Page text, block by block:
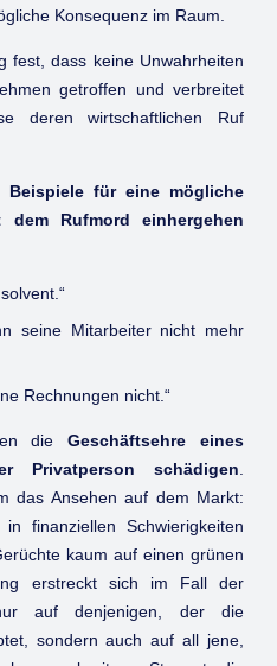
Konsequenz im Raum.
fest, dass keine Unwahrheiten
getroffen und verbreitet
deren wirtschaftlichen Ruf
Beispiele für eine mögliche
Rufmord einhergehen
seine Mitarbeiter nicht mehr
Rechnungen nicht.“
dieGeschäftsehre eines
Privatperson schädigen
das Ansehen auf dem Markt:
finanziellen Schwierigkeiten
kaum auf einen grünen
erstreckt sich im Fall der
auf denjenigen, der die
sondern auch auf all jene,